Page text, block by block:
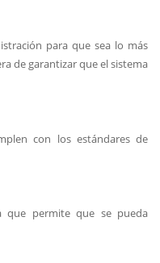
para que sea lo más
de garantizar que el sistema
con los estándares de
que permite que se pueda